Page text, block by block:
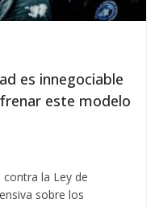
es innegociable
este modelo
la Ley de
sobre los